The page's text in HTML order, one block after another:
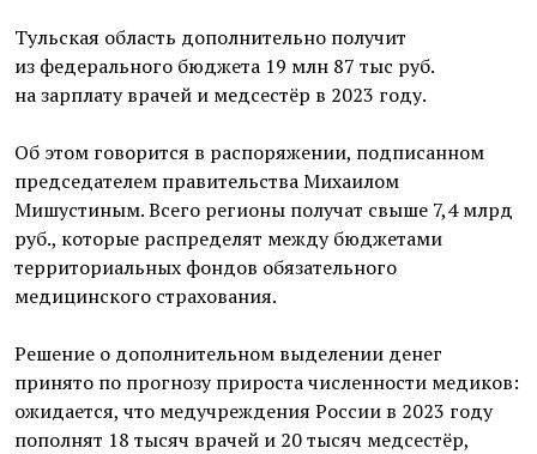
Тульская область дополнительно получит
из федерального бюджета 19 млн 87 тыс руб.
на зарплату врачей и медсестёр в 2023 году.
Об этом говорится в распоряжении, подписанном
председателем правительства Михаилом
Мишустиным. Всего регионы получат свыше 7,4 млрд
руб., которые распределят между бюджетами
территориальных фондов обязательного
медицинского страхования.
Решение о дополнительном выделении денег
принято по прогнозу прироста численности медиков:
ожидается, что медучреждения России в 2023 году
пополнят 18 тысяч врачей и 20 тысяч медсестёр,